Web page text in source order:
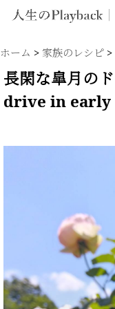
ホーム > 家族のレシピ >
長閑な皐月の
drive in early